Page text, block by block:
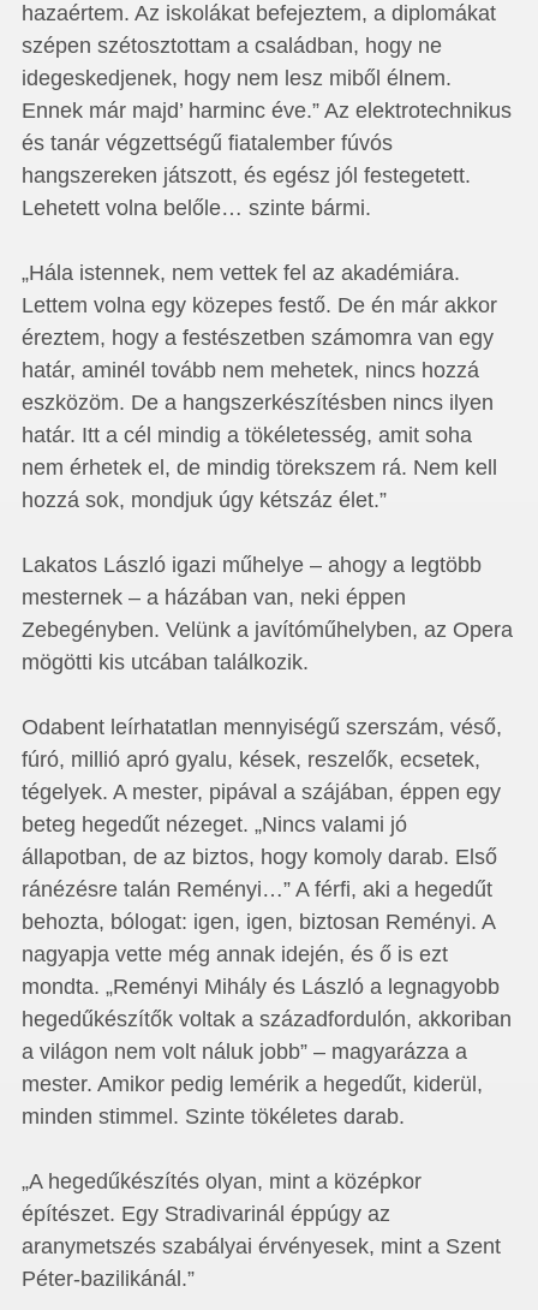
hazaértem. Az iskolákat befejeztem, a diplomákat
szépen szétosztottam a családban, hogy ne
idegeskedjenek, hogy nem lesz miből élnem.
Ennek már majd’ harminc éve.” Az elektrotechnikus
és tanár végzettségű fiatalember fúvós
hangszereken játszott, és egész jól festegetett.
Lehetett volna belőle… szinte bármi.
„Hála istennek, nem vettek fel az akadémiára.
Lettem volna egy közepes festő. De én már akkor
éreztem, hogy a festészetben számomra van egy
határ, aminél tovább nem mehetek, nincs hozzá
eszközöm. De a hangszerkészítésben nincs ilyen
határ. Itt a cél mindig a tökéletesség, amit soha
nem érhetek el, de mindig törekszem rá. Nem kell
hozzá sok, mondjuk úgy kétszáz élet.”
Lakatos László igazi műhelye – ahogy a legtöbb
mesternek – a házában van, neki éppen
Zebegényben. Velünk a javítóműhelyben, az Opera
mögötti kis utcában találkozik.
Odabent leírhatatlan mennyiségű szerszám, véső,
fúró, millió apró gyalu, kések, reszelők, ecsetek,
tégelyek. A mester, pipával a szájában, éppen egy
beteg hegedűt nézeget. „Nincs valami jó
állapotban, de az biztos, hogy komoly darab. Első
ránézésre talán Reményi…” A férfi, aki a hegedűt
behozta, bólogat: igen, igen, biztosan Reményi. A
nagyapja vette még annak idején, és ő is ezt
mondta. „Reményi Mihály és László a legnagyobb
hegedűkészítők voltak a századfordulón, akkoriban
a világon nem volt náluk jobb” – magyarázza a
mester. Amikor pedig lemérik a hegedűt, kiderül,
minden stimmel. Szinte tökéletes darab.
„A hegedűkészítés olyan, mint a középkor
építészet. Egy Stradivarinál éppúgy az
aranymetszés szabályai érvényesek, mint a Szent
Péter-bazilikánál.”